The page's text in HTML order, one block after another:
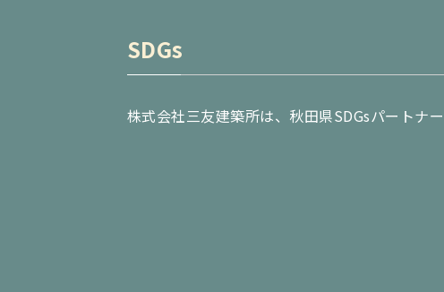
SDGs
株式会社三友建築所は、秋田県SDGsパートナ